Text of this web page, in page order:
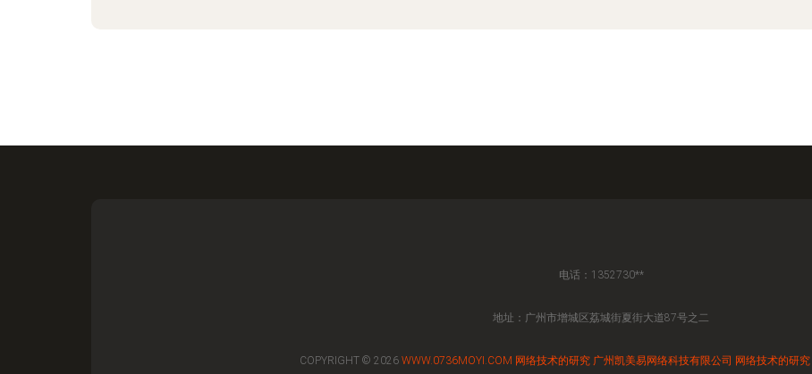
电话：1352730**
地址：广州市增城区荔城街夏街大道87号之二
COPYRIGHT © 2026 WWW.0736MOYI.COM 网络技术的研究 广州凯美易网络科技有限公司 网络技术的研究